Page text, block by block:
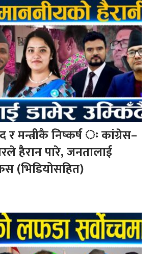
र मन्त्रीकै निष्कर्ष ः कांग्रेस–
हैरान पारे, जनतालाई
(भिडियोसहित)